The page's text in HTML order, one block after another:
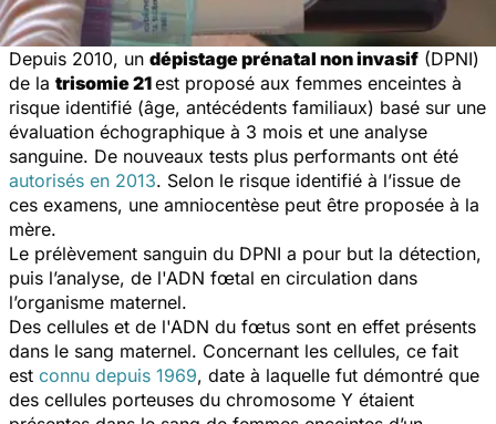
Depuis 2010, un dépistage prénatal non invasif (DPNI)
de la trisomie 21est proposé aux femmes enceintes à
risque identifié (âge, antécédents familiaux) basé sur une
évaluation échographique à 3 mois et une analyse
sanguine. De nouveaux tests plus performants ont été
autorisés en 2013. Selon le risque identifié à l’issue de
ces examens, une amniocentèse peut être proposée à la
mère.
Le prélèvement sanguin du DPNI a pour but la détection,
puis l’analyse, de l'ADN fœtal en circulation dans
l’organisme maternel.
Des cellules et de l'ADN du fœtus sont en effet présents
dans le sang maternel. Concernant les cellules, ce fait
est connu depuis 1969, date à laquelle fut démontré que
des cellules porteuses du chromosome Y étaient